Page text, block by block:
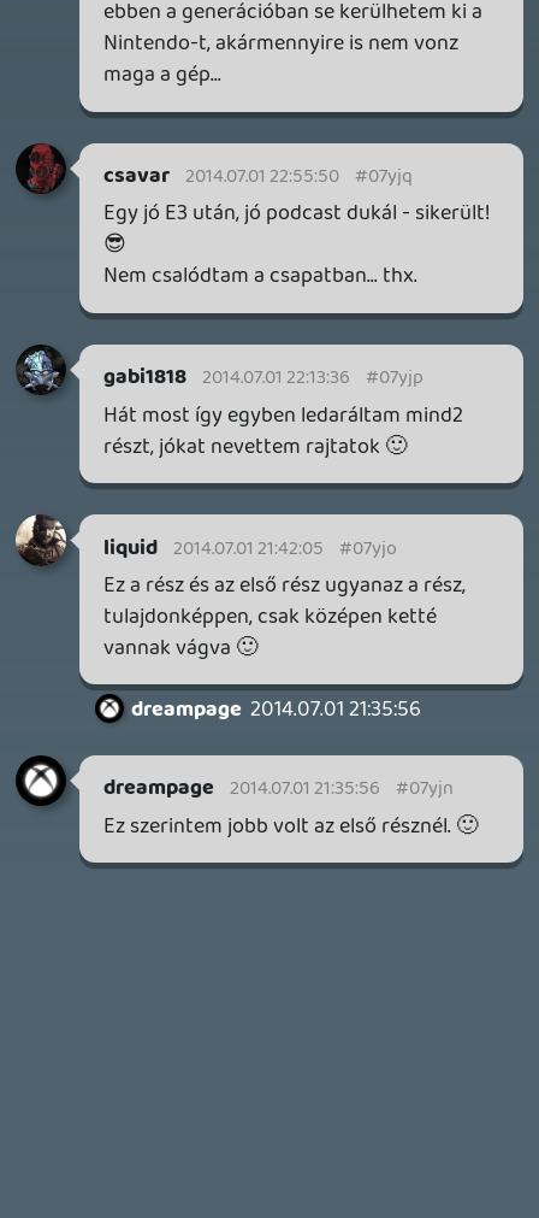
SENARA: THE SACRAMENT
Szektások, mélytengeri rémek és egy realisztikus
óceánjáró. A SENARA-ban első pillantásra minden
megvan, ami a sikerhez kell, ez az összkép azonban
becsapós.
2 órája
MEGJELENÉSI DÁTUMOK NAPJA – EZ TÖRTÉNT SZERDÁN
Benne: Isle of Reveries, Beaten Path, Moonlighter 2: The
Endless Vault, Fallen Tear: The Ascension.
2
CORSAIR CLIPPER PRO MINI 60 - KICSI, DE ERŐS TESZT
COUNTRY DLC – EZ TÖRTÉNT KEDDEN
Továbbá: Crimson Moon, The Walking Dead: Streets of
Survival, Endless Legend II.
GAME PASS: AUGUSZTUS ELSŐ HETEI
A Beast of Reincarnation premier árnyékában ezúttal
inkább a Premium előfizetők könyvtára növekedik majd
a következő néhány napban.
HETI MEGJELENÉSEK | 2026 #32 PREMIER